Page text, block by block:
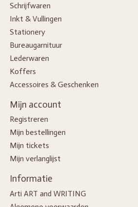
Schrijfwaren
Inkt & Vullingen
Stationery
Bureaugarnituur
Lederwaren
Koffers
Accessoires & Geschenken
Mijn account
Registreren
Mijn bestellingen
Mijn tickets
Mijn verlanglijst
Informatie
Arti ART and WRITING